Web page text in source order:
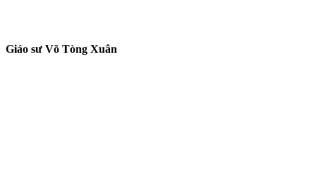
Giáo sư Võ Tòng Xuân